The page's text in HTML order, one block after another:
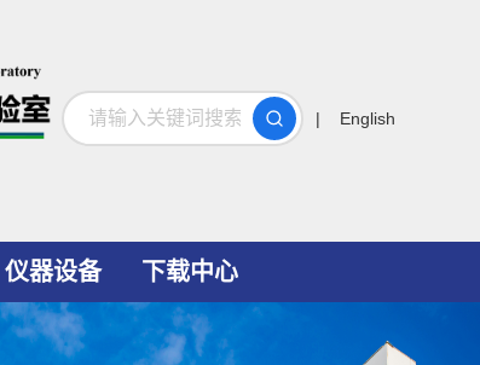
搜索
| English
仪器设备 下载中心